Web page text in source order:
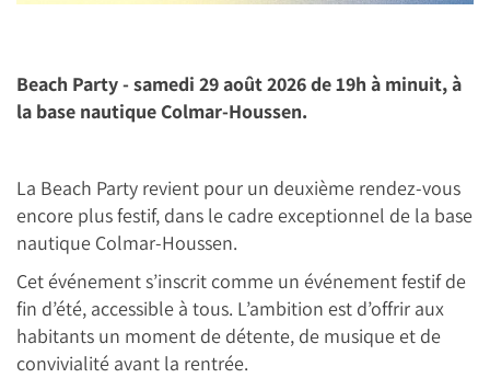
Beach Party - samedi 29 août 2026 de 19h à minuit, à
la base nautique Colmar-Houssen.
La Beach Party revient pour un deuxième rendez-vous
encore plus festif, dans le cadre exceptionnel de la base
nautique Colmar-Houssen.
Cet événement s’inscrit comme un événement festif de
fin d’été, accessible à tous. L’ambition est d’offrir aux
habitants un moment de détente, de musique et de
convivialité avant la rentrée.